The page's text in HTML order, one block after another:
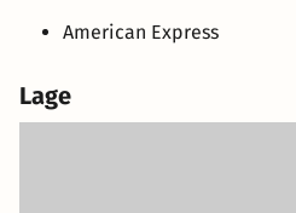
American Express
Lage